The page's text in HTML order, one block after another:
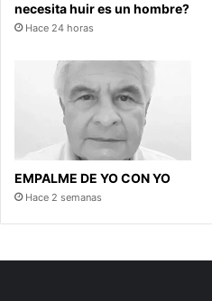
necesita huir es un hombre?
Hace 24 horas
EMPALME DE YO CON YO
Hace 2 semanas